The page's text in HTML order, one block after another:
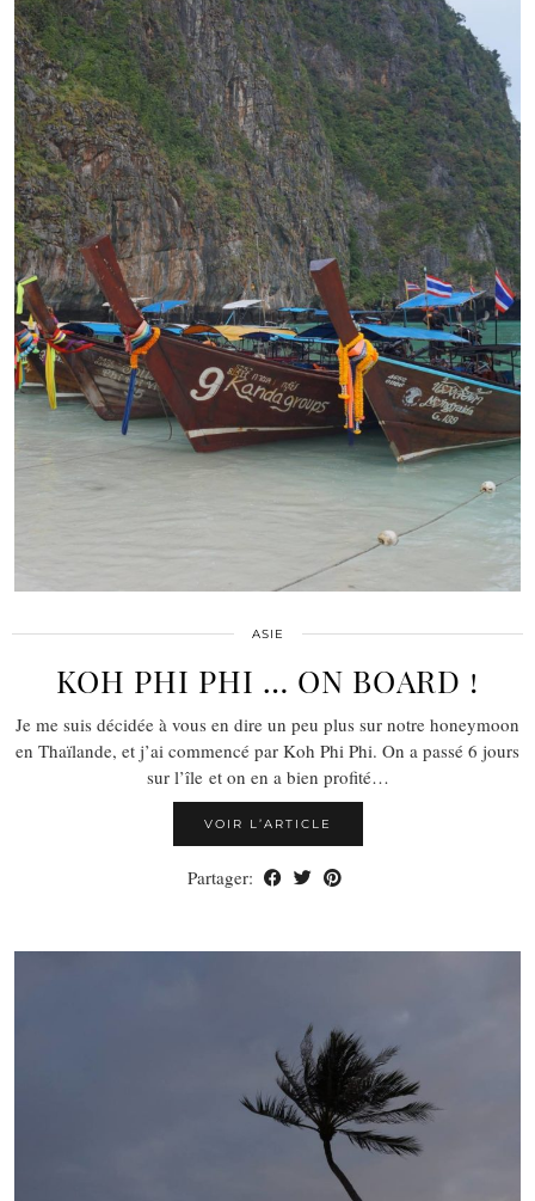
ASIE
KOH PHI PHI … ON BOARD !
Je me suis décidée à vous en dire un peu plus sur notre honeymoon
en Thaïlande, et j’ai commencé par Koh Phi Phi. On a passé 6 jours
sur l’île et on en a bien profité…
VOIR L’ARTICLE
Partager: